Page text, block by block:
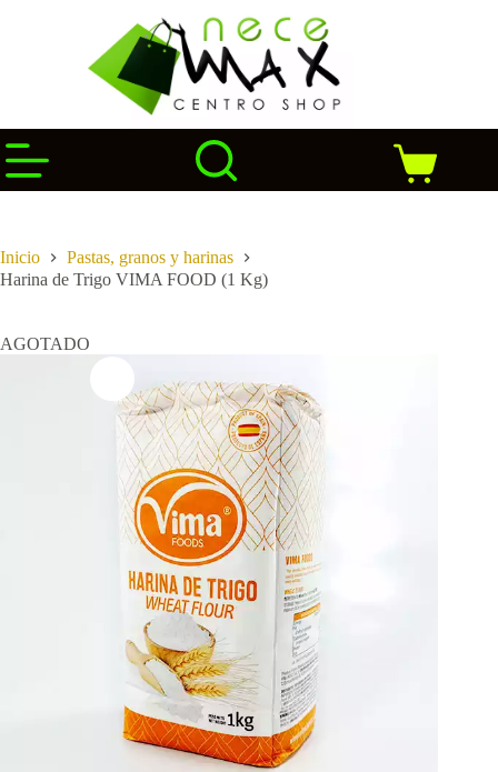
Carro
de
Inicio
Pastas, granos y harinas
Harina de Trigo VIMA FOOD (1 Kg)
AGOTADO